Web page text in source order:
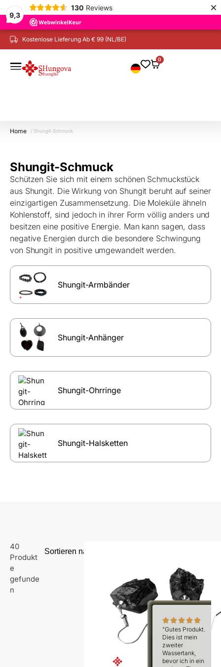
9,3
130 Reviews ×
Kostenlose Lieferung Ab € 99 (NL/BE)
0
Home / Shungit-Schmuck
Shungit-Schmuck
Schützen Sie sich mit einem schönen Schmuckstück
aus Shungit. Die Wirkung von Shungit beruht auf seiner
einzigartigen Zusammensetzung. Die Moleküle ähneln
Kohlenstoff, sind jedoch in ihrer Form völlig anders und
besitzen eine positive Energie. Man kann sagen, dass
negative Energien durch die besondere Schwingung
von Shungit in positive umgewandelt werden.
Shungit-Armbänder
Shungit-Anhänger
Shungit-Ohrringe
Shungit-Halsketten
40
Produkt
e
gefunde
n
Dies ist mein
zweiter
Wassertank,
bevor ich in ein
anderes Zimmer
umziehe."